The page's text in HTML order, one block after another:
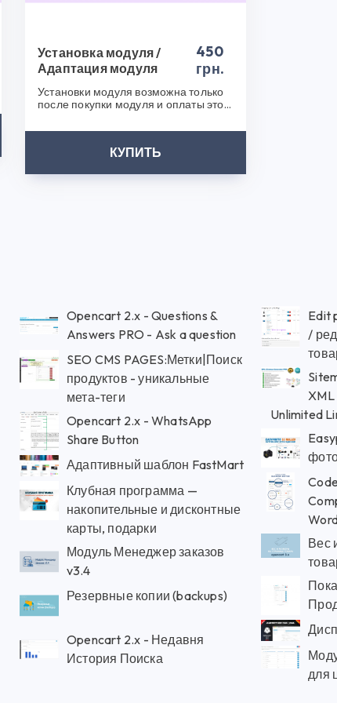
Установка модуля /
Адаптация модуля
450
грн.
Установки модуля возможна только
после покупки модуля и оплаты этой
КУПИТЬ
Opencart 2.x - Questions &
Answers PRO - Ask a question
SEO CMS PAGES:Метки|Поиск
продуктов - уникальные
мета-теги
Opencart 2.x - WhatsApp
Share Button
Адаптивный шаблон FastMart
Клубная программа —
накопительные и дисконтные
карты, подарки
Модуль Менеджер заказов
v3.4
Резервные копии (backups)
Opencart 2.x - Недавня
История Поиска
Edit
/
Unlimited
Вес
для